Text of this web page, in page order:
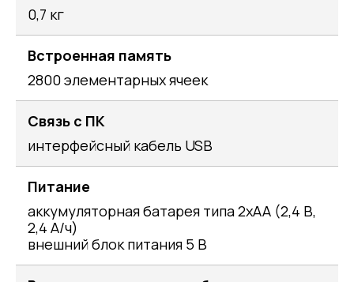
0,7 кг
Встроенная память
2800 элементарных ячеек
Связь с ПК
интерфейсный кабель USB
Питание
аккумуляторная батарея типа 2хАА (2,4 В,
2,4 А/ч)
внешний блок питания 5 В